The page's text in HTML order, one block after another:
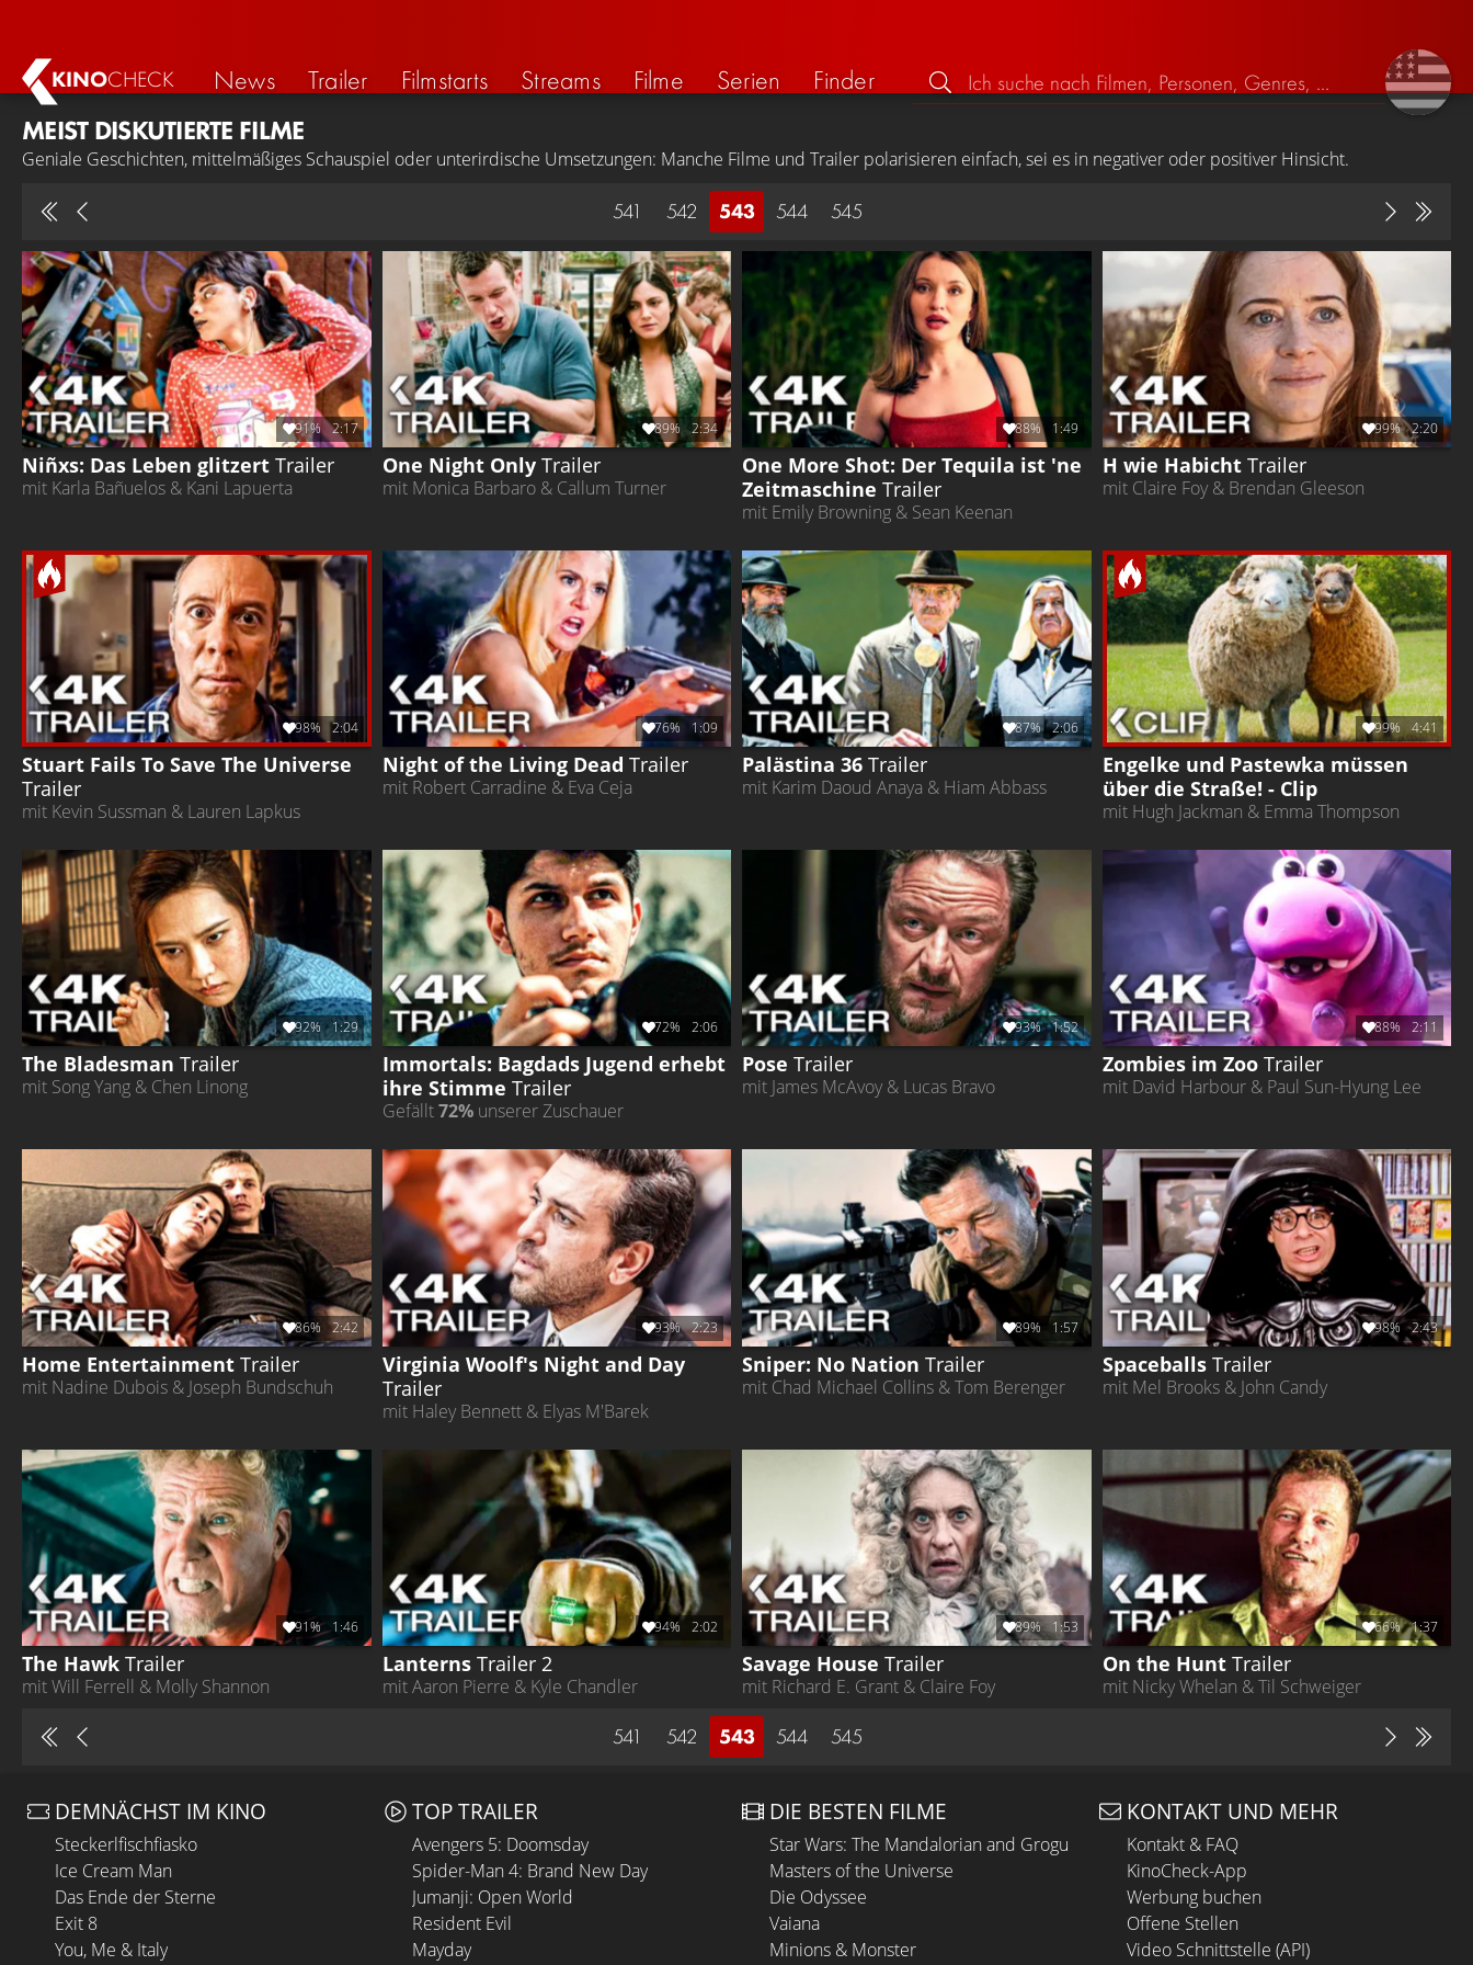
KINOCHECK News Trailer Filmstarts Streams Filme Serien
Finder
MEIST DISKUTIERTE FILME
Geniale Geschichten, mittelmäßiges Schauspiel oder unterirdische Umsetzungen: Manche Filme und Trailer polarisieren einfach, sei es in negativer oder positiver Hinsicht.
541 542 543 544 545
Niñxs: Das Leben glitzert Trailer
mit Karla Bañuelos & Kani Lapuerta
91% 2:17
One Night Only Trailer
mit Monica Barbaro & Callum Turner
89% 2:34
One More Shot: Der Tequila ist 'ne
Zeitmaschine Trailer
mit Emily Browning & Sean Keenan
88% 1:49
H wie Habicht Trailer
mit Claire Foy & Brendan Gleeson
99% 2:20
Stuart Fails To Save The Universe
Trailer
mit Kevin Sussman & Lauren Lapkus
98% 2:04
Night of the Living Dead Trailer
mit Robert Carradine & Eva Ceja
76% 1:09
Palästina 36 Trailer
mit Karim Daoud Anaya & Hiam Abbass
87% 2:06
Engelke und Pastewka müssen
über die Straße! - Clip
mit Hugh Jackman & Emma Thompson
99% 4:41
The Bladesman Trailer
mit Song Yang & Chen Linong
92% 1:29
Immortals: Bagdads Jugend erhebt
ihre Stimme Trailer
Gefällt72%unserer Zuschauer
72% 2:06
Pose Trailer
mit James McAvoy & Lucas Bravo
93% 1:52
Zombies im Zoo Trailer
mit David Harbour & Paul Sun-Hyung Lee
88% 2:11
Home Entertainment Trailer
mit Nadine Dubois & Joseph Bundschuh
86% 2:42
Virginia Woolf's Night and Day
Trailer
mit Haley Bennett & Elyas M'Barek
93% 2:23
Sniper: No Nation Trailer
mit Chad Michael Collins & Tom Berenger
89% 1:57
Spaceballs Trailer
mit Mel Brooks & John Candy
98% 2:43
The Hawk Trailer
mit Will Ferrell & Molly Shannon
91% 1:46
Lanterns Trailer 2
mit Aaron Pierre & Kyle Chandler
94% 2:02
Savage House Trailer
mit Richard E. Grant & Claire Foy
89% 1:53
On the Hunt Trailer
mit Nicky Whelan & Til Schweiger
66% 1:37
541 542 543 544 545
DEMNÄCHST IM KINO
Steckerlfischfiasko
Ice Cream Man
Das Ende der Sterne
Exit 8
You, Me & Italy
TOP TRAILER
Avengers 5: Doomsday
Spider-Man 4: Brand New Day
Jumanji: Open World
Resident Evil
Mayday
DIE BESTEN FILME
Star Wars: The Mandalorian and Grogu
Masters of the Universe
Die Odyssee
Vaiana
Minions & Monster
KONTAKT UND MEHR
Kontakt & FAQ
KinoCheck-App
Werbung buchen
Offene Stellen
Video Schnittstelle (API)